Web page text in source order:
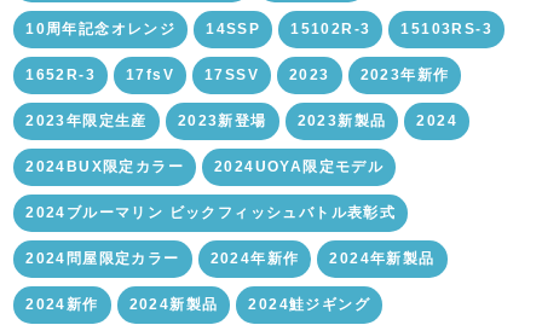
10周年記念オレンジ 14SSP 15102R-3 15103RS-3
1652R-3 17fsV 17SSV 2023 2023年新作
2023年限定生産 2023新登場 2023新製品 2024
2024BUX限定カラー 2024UOYA限定モデル
2024ブルーマリン ビックフィッシュバトル表彰式
2024問屋限定カラー 2024年新作 2024年新製品
2024新作 2024新製品 2024鮭ジギング